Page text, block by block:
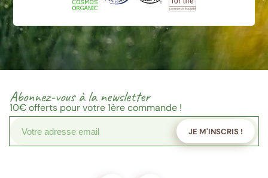
Abonnez-vous à la newsletter
10€offerts pour votre 1ère commande !
JE M'INSCRIS !